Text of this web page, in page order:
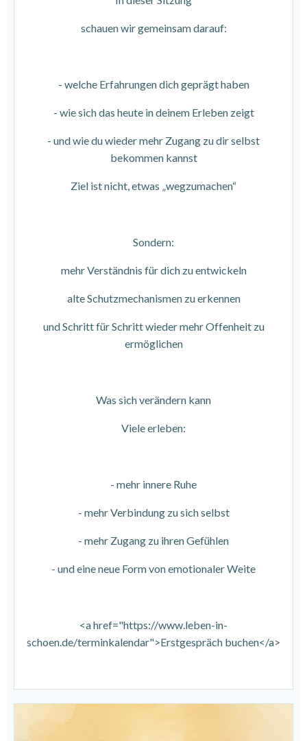
schauen wir gemeinsam darauf:
- welche Erfahrungen dich geprägt haben
- wie sich das heute in deinem Erleben zeigt
- und wie du wieder mehr Zugang zu dir selbst
bekommen kannst
Ziel ist nicht, etwas „wegzumachen“
Sondern:
mehr Verständnis für dich zu entwickeln
alte Schutzmechanismen zu erkennen
und Schritt für Schritt wieder mehr Offenheit zu
ermöglichen
Was sich verändern kann
Viele erleben:
- mehr innere Ruhe
- mehr Verbindung zu sich selbst
- mehr Zugang zu ihren Gefühlen
- und eine neue Form von emotionaler Weite
<a href="https://www.leben-in-
schoen.de/terminkalendar">Erstgespräch buchen</a>